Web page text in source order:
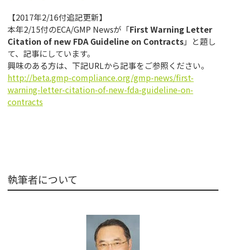
【2017年2/16付追記更新】
本年2/15付のECA/GMP Newsが「First Warning Letter
Citation of new FDA Guideline on Contracts」と題し
て、記事にしています。
興味のある方は、下記URLから記事をご参照ください。
http://beta.gmp-compliance.org/gmp-news/first-
warning-letter-citation-of-new-fda-guideline-on-
contracts
執筆者について